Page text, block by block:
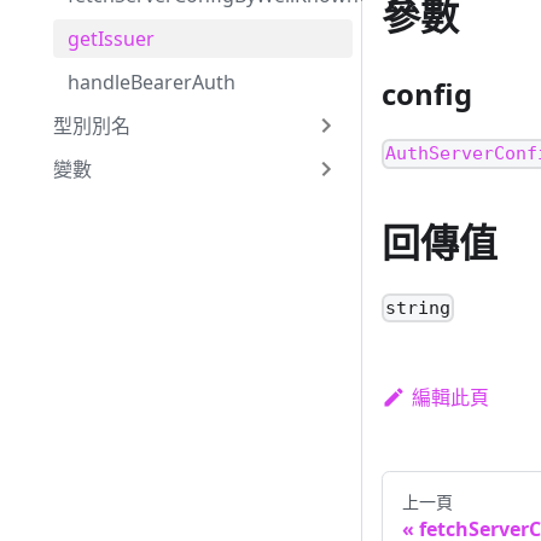
getIssuer
handleBearerAuth
型別別名
變數
參數
config
回傳值
string
編輯此頁
上一頁